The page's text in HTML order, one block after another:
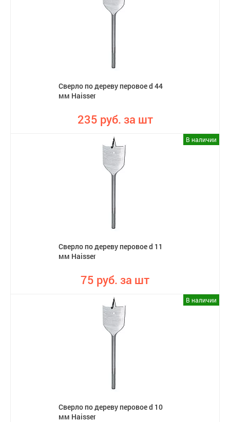
Сверло по дереву перовое d 44
мм Haisser
235 руб. за шт
В наличии
Сверло по дереву перовое d 11
мм Haisser
75 руб. за шт
В наличии
Сверло по дереву перовое d 10
мм Haisser